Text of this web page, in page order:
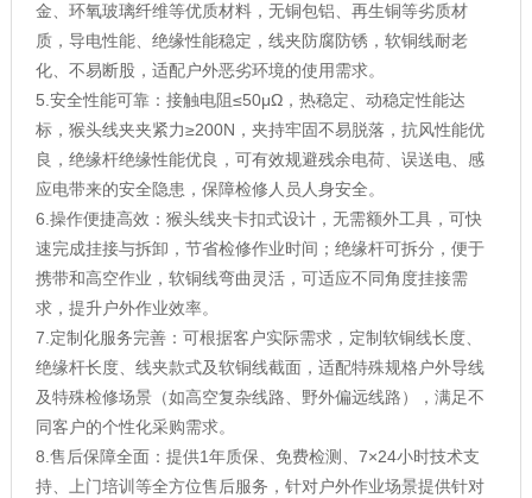
金、环氧玻璃纤维等优质材料，无铜包铝、再生铜等劣质材
质，导电性能、绝缘性能稳定，线夹防腐防锈，软铜线耐老
化、不易断股，适配户外恶劣环境的使用需求。
5.安全性能可靠：接触电阻≤50μΩ，热稳定、动稳定性能达
标，猴头线夹夹紧力≥200N，夹持牢固不易脱落，抗风性能优
良，绝缘杆绝缘性能优良，可有效规避残余电荷、误送电、感
应电带来的安全隐患，保障检修人员人身安全。
6.操作便捷高效：猴头线夹卡扣式设计，无需额外工具，可快
速完成挂接与拆卸，节省检修作业时间；绝缘杆可拆分，便于
携带和高空作业，软铜线弯曲灵活，可适应不同角度挂接需
求，提升户外作业效率。
7.定制化服务完善：可根据客户实际需求，定制软铜线长度、
绝缘杆长度、线夹款式及软铜线截面，适配特殊规格户外导线
及特殊检修场景（如高空复杂线路、野外偏远线路），满足不
同客户的个性化采购需求。
8.售后保障全面：提供1年质保、免费检测、7×24小时技术支
持、上门培训等全方位售后服务，针对户外作业场景提供针对